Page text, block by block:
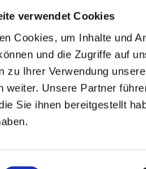
verwendet Cookies
Cookies, um Inhalte und
und die Zugriffe auf
zu Ihrer Verwendung
weiter. Unsere Partner
Sie ihnen bereitgestellt
04
Impressum